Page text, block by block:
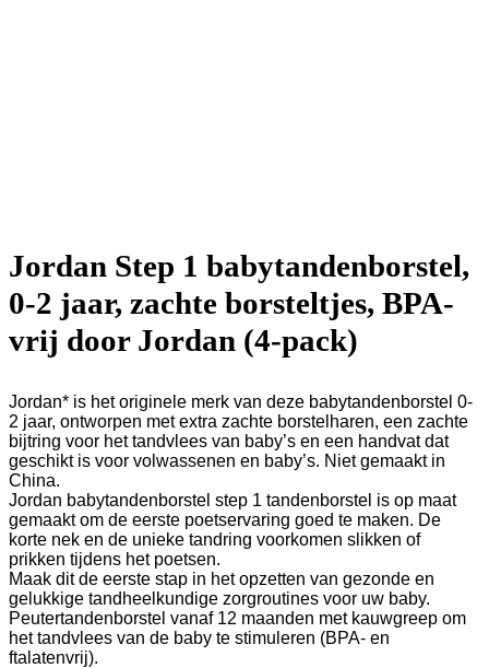
Jordan Step 1 babytandenborstel,
0-2 jaar, zachte borsteltjes, BPA-
vrij door Jordan (4-pack)
Jordan* is het originele merk van deze babytandenborstel 0-
2 jaar, ontworpen met extra zachte borstelharen, een zachte
bijtring voor het tandvlees van baby’s en een handvat dat
geschikt is voor volwassenen en baby’s. Niet gemaakt in
China.
Jordan babytandenborstel step 1 tandenborstel is op maat
gemaakt om de eerste poetservaring goed te maken. De
korte nek en de unieke tandring voorkomen slikken of
prikken tijdens het poetsen.
Maak dit de eerste stap in het opzetten van gezonde en
gelukkige tandheelkundige zorgroutines voor uw baby.
Peutertandenborstel vanaf 12 maanden met kauwgreep om
het tandvlees van de baby te stimuleren (BPA- en
ftalatenvrij).